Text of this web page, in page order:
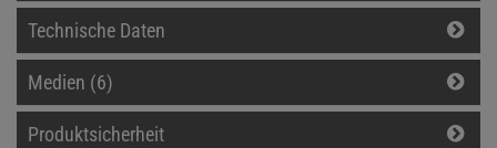
Technische Daten
Medien (6)
Produktsicherheit